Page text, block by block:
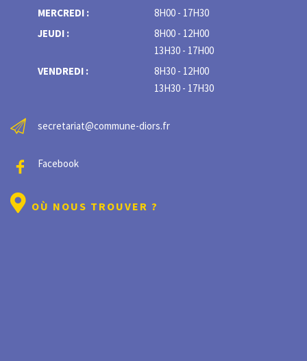
MERCREDI :
8H00 - 17H30
JEUDI :
8H00 - 12H00
13H30 - 17H00
VENDREDI :
8H30 - 12H00
13H30 - 17H30
secretariat@commune-diors.fr
Facebook
OÙ NOUS TROUVER ?